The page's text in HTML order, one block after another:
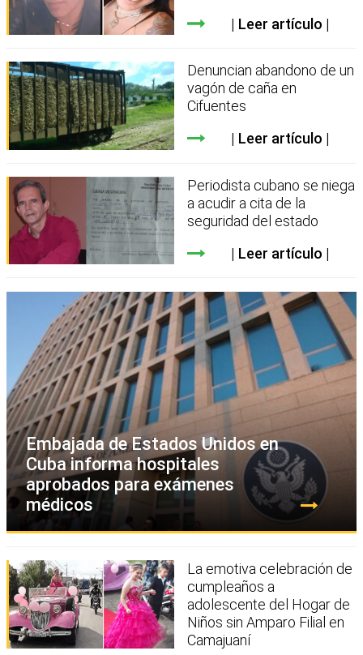
Leer artículo
Denuncian abandono de un
vagón de caña en
Cifuentes
Leer artículo
Periodista cubano se niega
a acudir a cita de la
seguridad del estado
Leer artículo
Embajada de Estados Unidos en
Cuba informa hospitales
aprobados para exámenes
médicos
La emotiva celebración de
cumpleaños a
adolescente del Hogar de
Niños sin Amparo Filial en
Camajuaní